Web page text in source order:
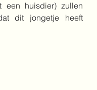
een huisdier) zullen
dit jongetje heeft